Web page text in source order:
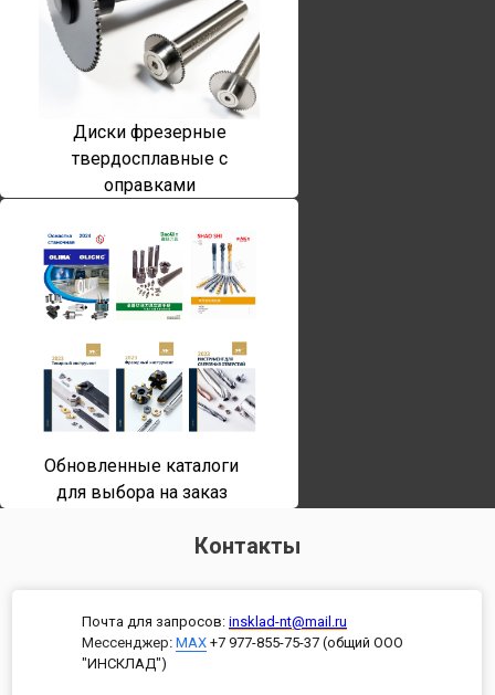
Диски фрезерные
твердосплавные с
оправками
Обновленные каталоги
для выбора на заказ
Контакты
Почта для запросов: insklad-nt@mail.ru
Мессенджер: MAX +7 977-855-75-37 (общий ООО
"ИНСКЛАД")